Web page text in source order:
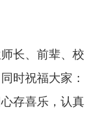
长、前辈、校
时祝福大家：
存喜乐，认真